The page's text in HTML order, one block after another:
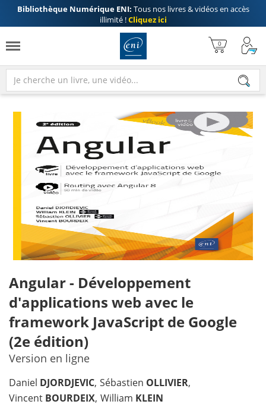
Bibliothèque Numérique ENI: Tous nos livres & vidéos en accès
illimité !Cliquez ici
Angular - Développement
d'applications web avec le
framework JavaScript de Google
(2e édition)
Version en ligne
Daniel DJORDJEVIC Sébastien OLLIVIER
Vincent BOURDEIX William KLEIN